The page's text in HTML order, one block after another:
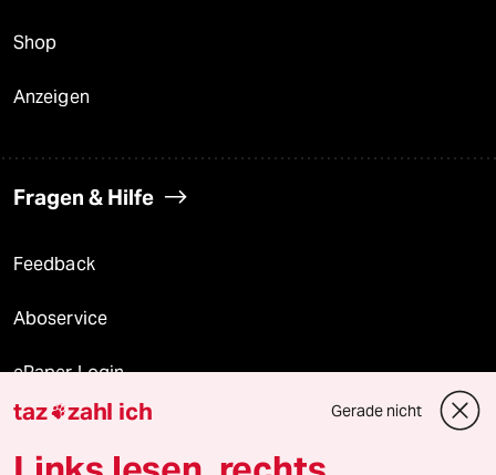
Shop
Anzeigen
Fragen & Hilfe
Feedback
Aboservice
ePaper Login
Downloads für Abonnierende
taz zahl ich Gerade nicht